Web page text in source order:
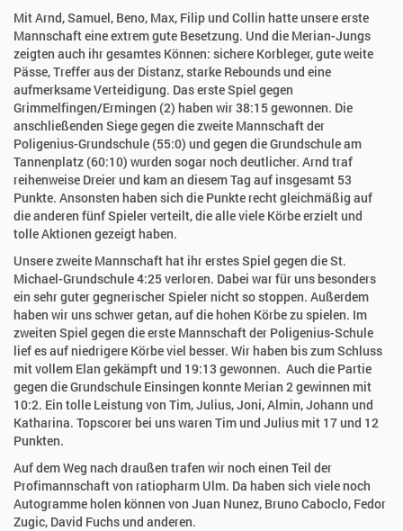
Mit Arnd, Samuel, Beno, Max, Filip und Collin hatte unsere erste
Mannschaft eine extrem gute Besetzung. Und die Merian-Jungs
zeigten auch ihr gesamtes Können: sichere Korbleger, gute weite
Pässe, Treffer aus der Distanz, starke Rebounds und eine
aufmerksame Verteidigung. Das erste Spiel gegen
Grimmelfingen/Ermingen (2) haben wir 38:15 gewonnen. Die
anschließenden Siege gegen die zweite Mannschaft der
Poligenius-Grundschule (55:0) und gegen die Grundschule am
Tannenplatz (60:10) wurden sogar noch deutlicher. Arnd traf
reihenweise Dreier und kam an diesem Tag auf insgesamt 53
Punkte. Ansonsten haben sich die Punkte recht gleichmäßig auf
die anderen fünf Spieler verteilt, die alle viele Körbe erzielt und
tolle Aktionen gezeigt haben.
Unsere zweite Mannschaft hat ihr erstes Spiel gegen die St.
Michael-Grundschule 4:25 verloren. Dabei war für uns besonders
ein sehr guter gegnerischer Spieler nicht so stoppen. Außerdem
haben wir uns schwer getan, auf die hohen Körbe zu spielen. Im
zweiten Spiel gegen die erste Mannschaft der Poligenius-Schule
lief es auf niedrigere Körbe viel besser. Wir haben bis zum Schluss
mit vollem Elan gekämpft und 19:13 gewonnen. Auch die Partie
gegen die Grundschule Einsingen konnte Merian 2 gewinnen mit
10:2. Ein tolle Leistung von Tim, Julius, Joni, Almin, Johann und
Katharina. Topscorer bei uns waren Tim und Julius mit 17 und 12
Punkten.
Auf dem Weg nach draußen trafen wir noch einen Teil der
Profimannschaft von ratiopharm Ulm. Da haben sich viele noch
Autogramme holen können von Juan Nunez, Bruno Caboclo, Fedor
Zugic, David Fuchs und anderen.